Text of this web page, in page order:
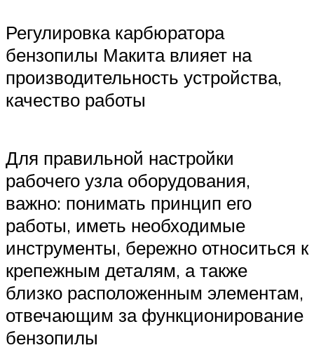
Регулировка карбюратора
бензопилы Макита влияет на
производительность устройства,
качество работы
Для правильной настройки
рабочего узла оборудования,
важно: понимать принцип его
работы, иметь необходимые
инструменты, бережно относиться к
крепежным деталям, а также
близко расположенным элементам,
отвечающим за функционирование
бензопилы